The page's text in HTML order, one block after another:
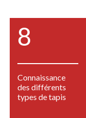
8
Connaissance
des différents
types de tapis